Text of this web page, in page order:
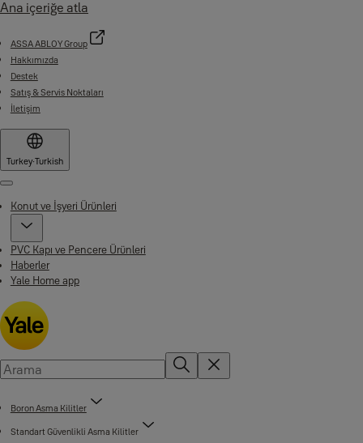
Ana içeriğe atla
ASSA ABLOY Group
Hakkımızda
Destek
Satış & Servis Noktaları
İletişim
Turkey·Turkish
Menu
Konut ve İşyeri Ürünleri
PVC Kapı ve Pencere Ürünleri
Haberler
Yale Home app
Boron Asma Kilitler
Standart Güvenlikli Asma Kilitler